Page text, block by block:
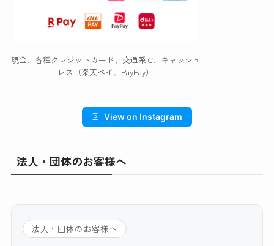
現金、各種クレジットカード、交通系IC、キャッシュ
レス（楽天ペイ、PayPay）
View on Instagram
法人・団体のお客様へ
法人・団体のお客様へ